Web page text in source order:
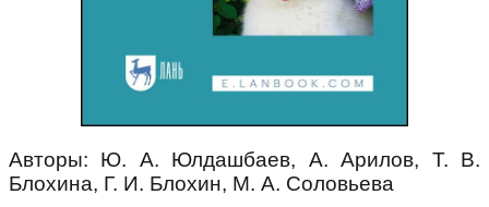
Авторы: Ю. А. Юлдашбаев, А. Арилов, Т. В.
Блохина, Г. И. Блохин, М. А. Соловьева